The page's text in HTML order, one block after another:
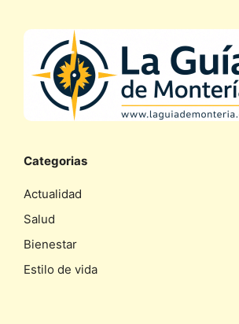
Categorias
Actualidad
Salud
Bienestar
Estilo de vida